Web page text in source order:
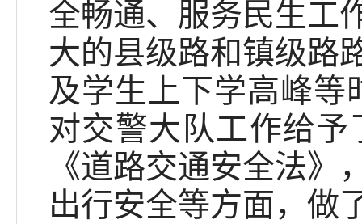
全畅通、服务民生工
大的县级路和镇级路
及学生上下学高峰等
对交警大队工作给
《道路交通安全法
出行安全等方面，做